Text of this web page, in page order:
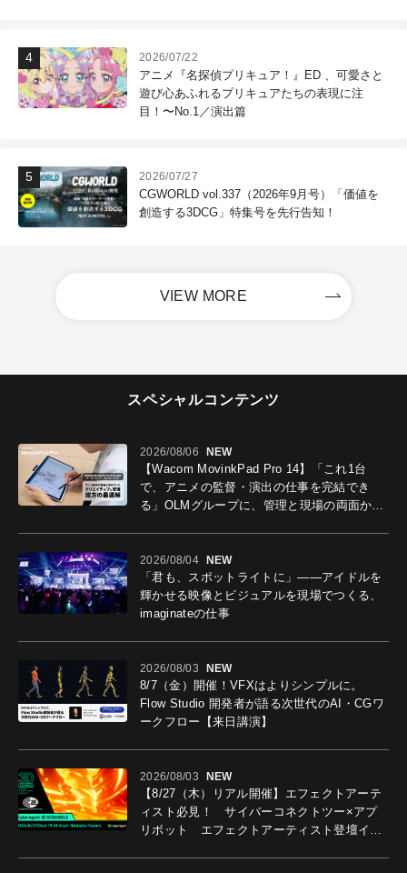
2026/07/22
アニメ『名探偵プリキュア！』ED 、可愛さと
遊び心あふれるプリキュアたちの表現に注
目！〜No.1／演出篇
2026/07/27
CGWORLD vol.337（2026年9月号）「価値を
創造する3DCG」特集号を先行告知！
VIEW MORE
スペシャルコンテンツ
2026/08/06 NEW
【Wacom MovinkPad Pro 14】「これ1台
で、アニメの監督・演出の仕事を完結でき
る」OLMグループに、管理と現場の両面から
2026/08/04 NEW
「君も、スポットライトに」――アイドルを
輝かせる映像とビジュアルを現場でつくる、
imaginateの仕事
2026/08/03 NEW
8/7（金）開催！VFXはよりシンプルに。
Flow Studio 開発者が語る次世代のAI・CGワ
ークフロー【来日講演】
2026/08/03 NEW
【8/27（木）リアル開催】エフェクトアーテ
ィスト必見！ サイバーコネクトツー×アプ
リボット エフェクトアーティスト登壇イベ